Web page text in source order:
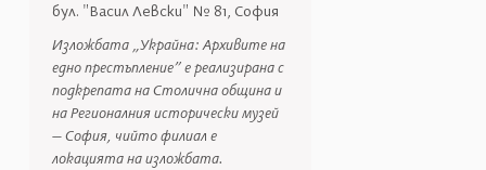
бул. "Васил Левски" № 81, София
Изложбата „Украйна: Архивите на
едно престъпление” е реализирана с
подкрепата на Столична община и
на Регионалния исторически музей
– София, чийто филиал е
локацията на изложбата.